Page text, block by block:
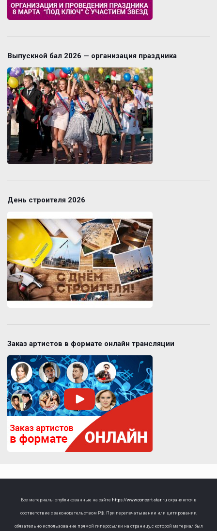
Выпускной бал 2026 — организация праздника
День строителя 2026
Заказ артистов в формате онлайн трансляции
Все материалы опубликованные на сайте https://www.concert-star.ru охраняются в
соответствие с законодательством РФ. При перепечатывании или цитировании,
обязательно использование прямой гиперссылки на страницу, с которой материал был